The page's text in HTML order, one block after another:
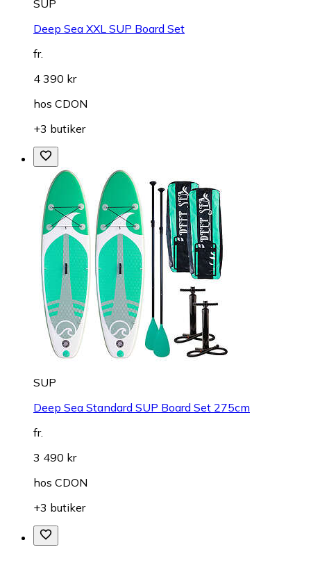
SUP
Deep Sea XXL SUP Board Set
fr.
4 390 kr
hos CDON
+3 butiker
SUP
Deep Sea Standard SUP Board Set 275cm
fr.
3 490 kr
hos CDON
+3 butiker